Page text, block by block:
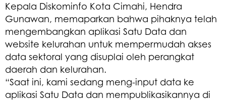
Kepala Diskominfo Kota Cimahi, Hendra
Gunawan, memaparkan bahwa pihaknya telah
mengembangkan aplikasi Satu Data dan
website kelurahan untuk mempermudah akses
data sektoral yang disuplai oleh perangkat
daerah dan kelurahan.
“Saat ini, kami sedang meng-input data ke
aplikasi Satu Data dan mempublikasikannya di